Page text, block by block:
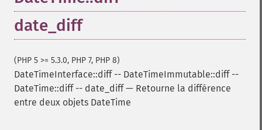
date_diff
(PHP 5 >= 5.3.0, PHP 7, PHP 8)
DateTimeInterface::diff-- DateTimeImmutable::diff--
DateTime::diff-- date_diff— Retourne la différence
entre deux objets DateTime